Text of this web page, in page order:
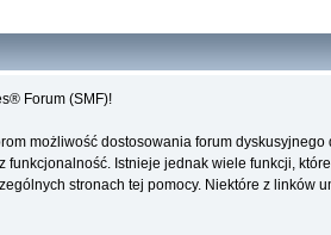
Forum (SMF)!
możliwość dostosowania forum
Istnieje jednak wiele funkcji,
stronach tej pomocy. Niektóre z